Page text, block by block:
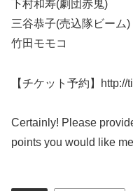
下村和寿(劇団赤鬼)
三谷恭子(売込隊ビーム)
竹田モモコ
【チケット予約】
Certainly! Please
points you would like